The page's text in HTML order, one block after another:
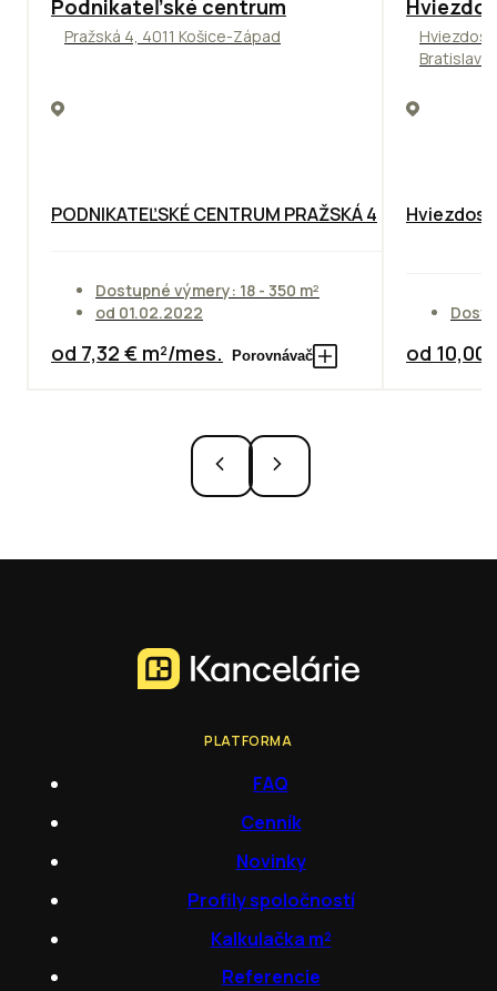
Podnikateľské centrum
Pražská 4, 4011 Košice-Západ
PODNIKATEĽSKÉ CENTRUM PRAŽSKÁ 4
Dostupné výmery: 18 - 350 m²
od 01.02.2022
od 7,32 € m²/mes. Porovnávač od 10,00
PLATFORMA
FAQ
Cenník
Novinky
Profily spoločností
Kalkulačka m²
Referencie